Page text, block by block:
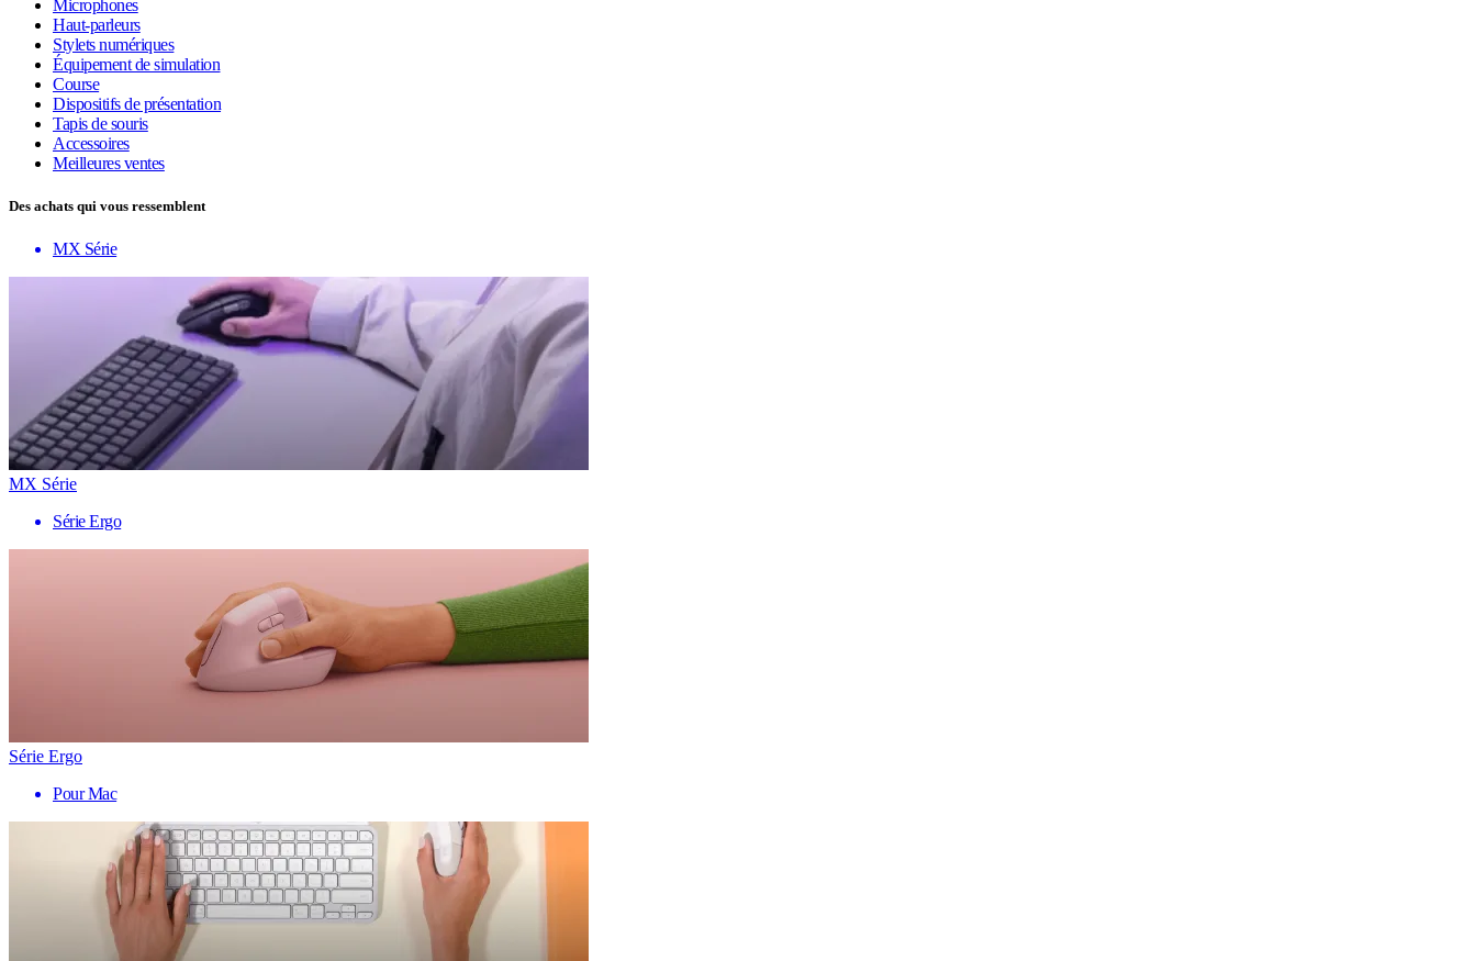
Microphones
Haut-parleurs
Stylets numériques
Équipement de simulation
Course
Dispositifs de présentation
Tapis de souris
Accessoires
Meilleures ventes
Des achats qui vous ressemblent
MX Série
MX Série
Série Ergo
Série Ergo
Pour Mac